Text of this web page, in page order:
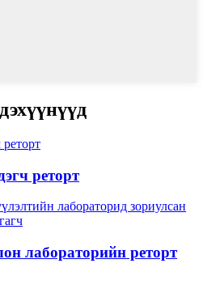
реторт
лабораторийн реторт